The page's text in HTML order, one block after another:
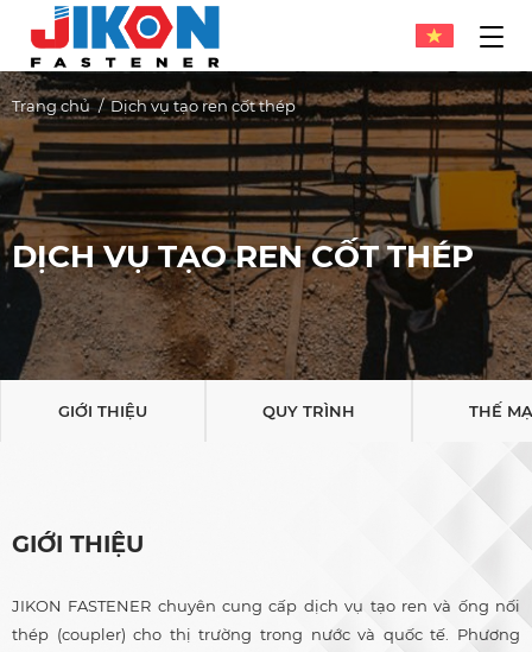
Trang chủ Dịch vụ tạo ren cốt thép
DỊCH VỤ TẠO REN CỐT THÉP
GIỚI THIỆU QUY TRÌNH THẾ
GIỚI THIỆU
JIKON FASTENER chuyên cung cấp dịch vụ tạo ren và ống nối
thép (coupler) cho thị trường trong nước và quốc tế. Phương